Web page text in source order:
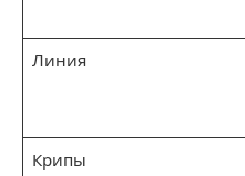
Линия
Крипы